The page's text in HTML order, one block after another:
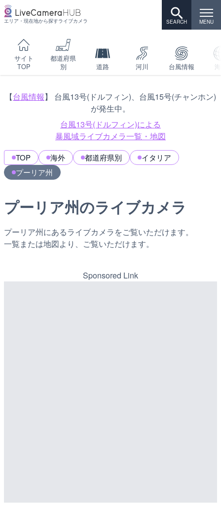
エリア・現在地から探すライブカメラ
サイト
TOP
都道府県
別
道路 河川 台風情報
【台風情報】 台風13号(ドルフィン)、台風15号(チャンホン)
が発生中。
台風13号(ドルフィン)による
暴風域ライブカメラ一覧・地図
TOP 海外 都道府県別
イタリア
プーリア州
プーリア州のライブカメラ
プーリア州にあるライブカメラをご覧いただけます。
一覧または地図より、ご覧いただけます。
Sponsored Link